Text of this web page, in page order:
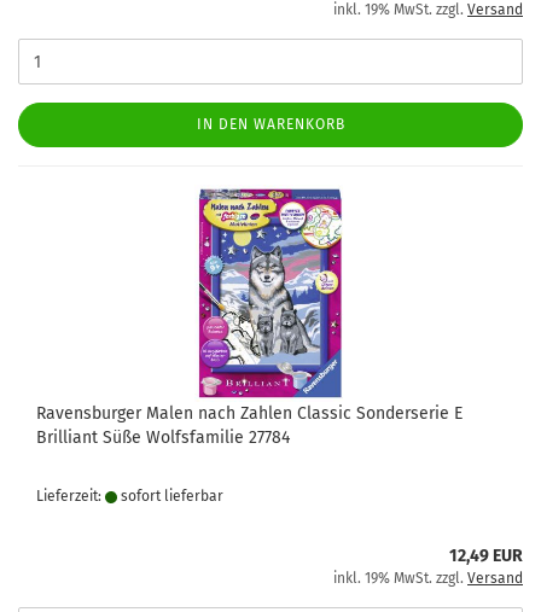
inkl. 19% MwSt. zzgl. Versand
IN DEN WARENKORB
Ravensburger Malen nach Zahlen Classic Sonderserie E
Brilliant Süße Wolfsfamilie 27784
Lieferzeit: sofort lie­fer­bar
12,49 EUR
inkl. 19% MwSt. zzgl. Versand